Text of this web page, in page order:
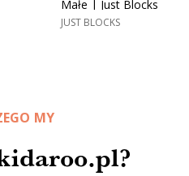
Małe | Just Blocks
JUST BLOCKS
MY